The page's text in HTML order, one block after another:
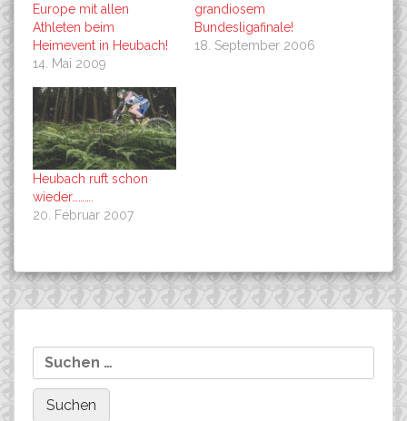
Europe mit allen
Athleten beim
Heimevent in Heubach!
14. Mai 2009
grandiosem
Bundesligafinale!
18. September 2006
Heubach ruft schon
wieder……….
20. Februar 2007